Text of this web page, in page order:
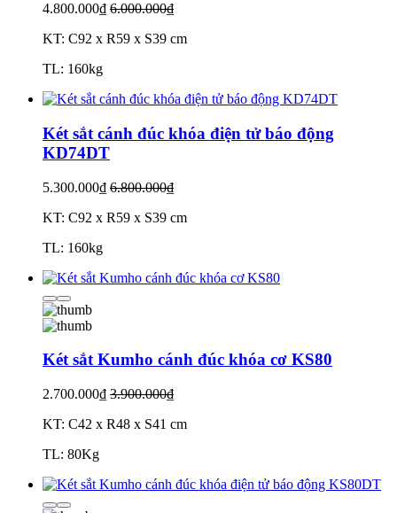
4.800.000₫ 6.000.000₫
KT: C92 x R59 x S39 cm
TL: 160kg
Két sắt cánh đúc khóa điện tử báo động
KD74DT
5.300.000₫ 6.800.000₫
KT: C92 x R59 x S39 cm
TL: 160kg
Két sắt Kumho cánh đúc khóa cơ KS80
2.700.000₫ 3.900.000₫
KT: C42 x R48 x S41 cm
TL: 80Kg